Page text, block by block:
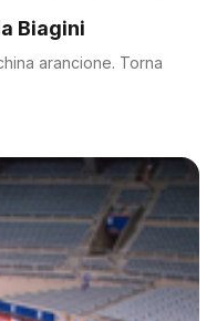
Biagini
arancione. Torna